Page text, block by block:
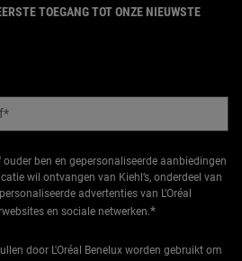
TOEGANG TOT ONZE NIEUWSTE
*
ben en gepersonaliseerde aanbiedingen
wil ontvangen van Kiehl’s, onderdeel van
advertenties van L’Oréal
en sociale netwerken.*
door L'Oréal Benelux worden gebruikt om